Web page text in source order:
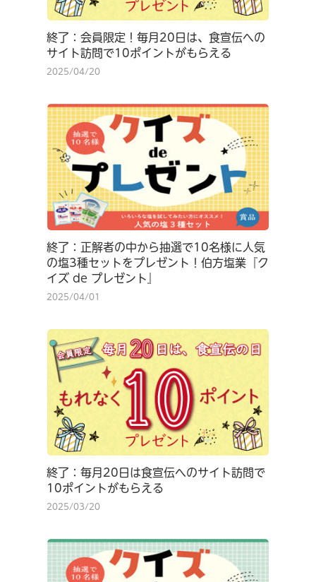
終了：会員限定！毎月20日は、食宣伝への
サイト訪問で10ポイントがもらえる
2025/04/20
終了：正解者の中から抽選で10名様に人気
の塩3種セットをプレゼント！伯方塩業『ク
イズ de プレゼント』
2025/04/01
終了：毎月20日は食宣伝へのサイト訪問で
10ポイントがもらえる
2025/03/20